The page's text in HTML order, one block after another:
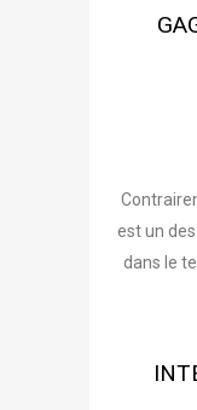
est un
dans le